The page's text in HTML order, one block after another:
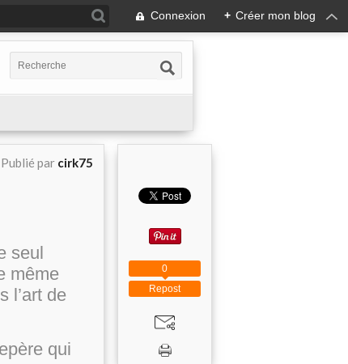
Connexion + Créer mon blog
Publié par cirk75
seul
même
l’art de
qui
Repost
0